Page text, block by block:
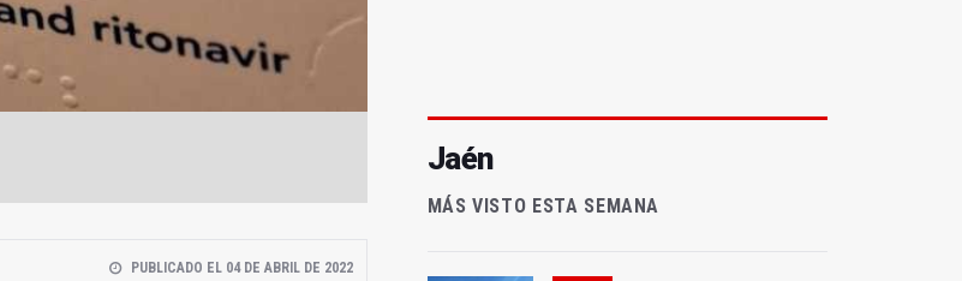
PUBLICADO EL 04 DE ABRIL DE 2022
Jaén
MÁS VISTO ESTA SEMANA